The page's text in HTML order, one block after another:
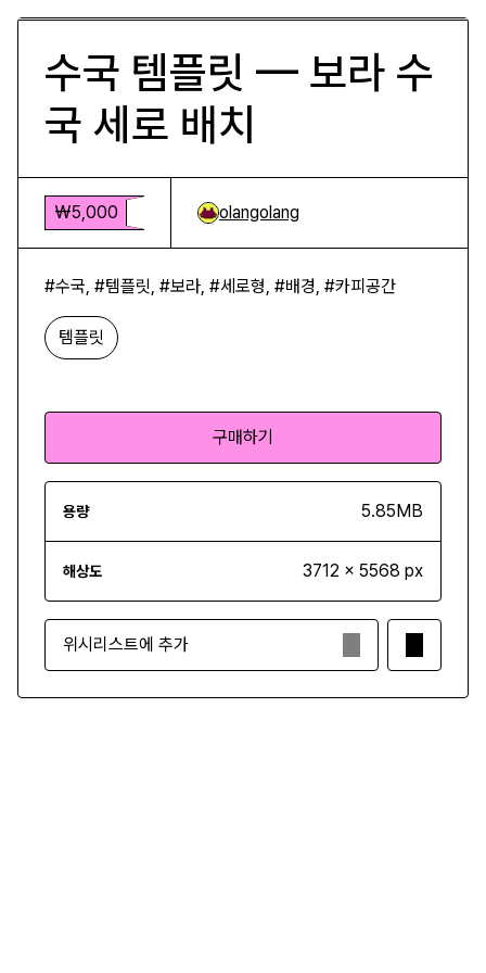
수국 템플릿 — 보라 수
국 세로 배치
₩5,000 olangolang
#수국, #템플릿, #보라, #세로형, #배경, #카피공간
템플릿
구매하기
용량 5.85MB
해상도 3712 x 5568 px
위시리스트에 추가